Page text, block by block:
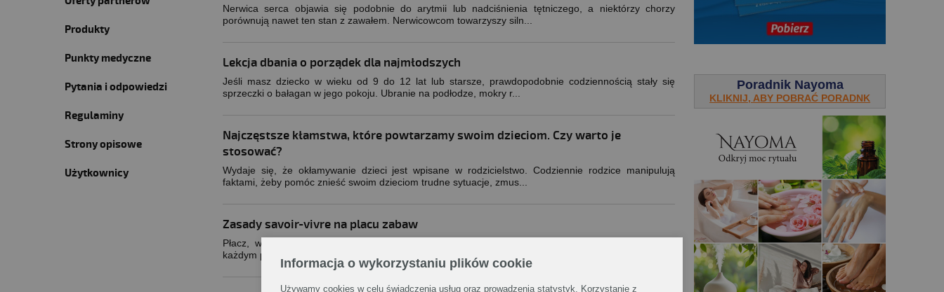
Produkty
Punkty medyczne
Pytania i odpowiedzi
Regulaminy
Strony opisowe
Użytkownicy
Nerwica serca objawia się podobnie do arytmii lub nadciśnienia tętniczego, a niektórzy chorzy
porównują nawet ten stan z zawałem. Nerwicowcom towarzyszy siln...
Lekcja dbania o porządek dla najmłodszych
Jeśli masz dziecko w wieku od 9 do 12 lat lub starsze, prawdopodobnie codziennością stały się
sprzeczki o bałagan w jego pokoju. Ubranie na podłodze, mokry r...
Najczęstsze kłamstwa, które powtarzamy swoim dzieciom. Czy warto je
stosować?
Wydaje się, że okłamywanie dzieci jest wpisane w rodzicielstwo. Codziennie rodzice manipulują
faktami, żeby pomóc znieść swoim dzieciom trudne sytuacje, zmus...
Zasady savoir-vivre na placu zabaw
Płacz, wyrywanie zabawek czy sypanie piaskiem to sytuacje, które możemy spotkać niemal na
każdym placu zabaw. By zabawa była przyjemna nie tylko dla naszego ...
Poradnik Nayoma
KLIKNIJ, ABY POBRAĆ PORADNK
Informacja o wykorzystaniu plików cookie
Używamy cookies w celu świadczenia usług oraz prowadzenia statystyk. Korzystanie z